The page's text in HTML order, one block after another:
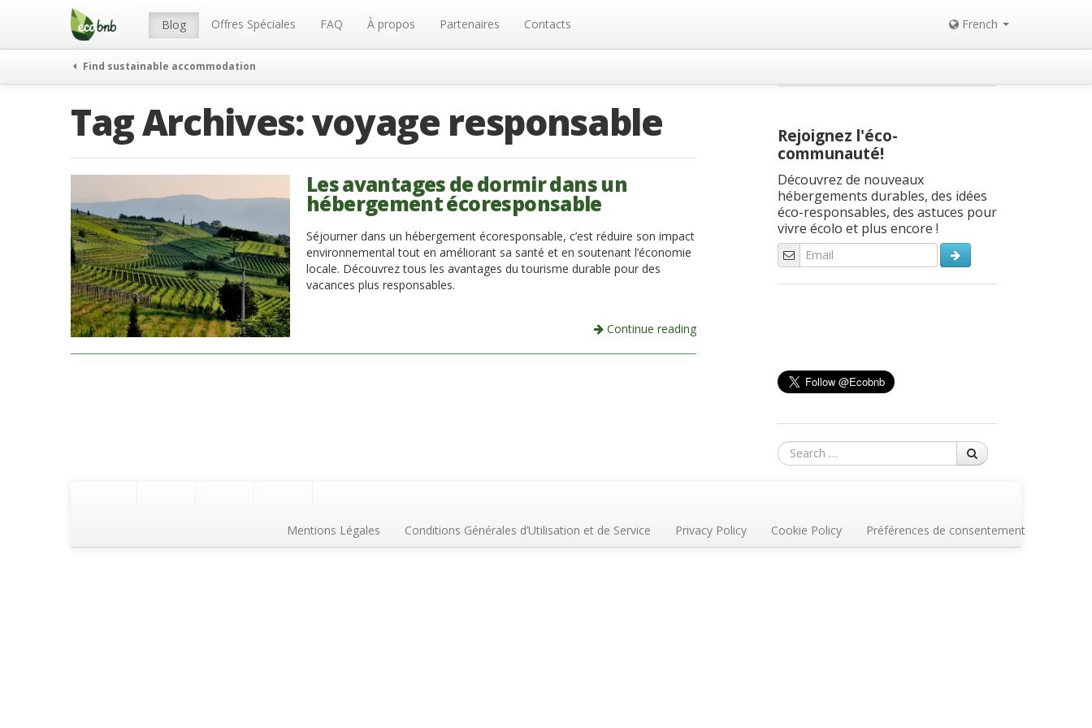
Menu Blog Offres Spéciales FAQ À propos Partenaires Contacts French
Find sustainable accommodation
Tag Archives:voyage responsable
Les avantages de dormir dans un
hébergement écoresponsable
Séjourner dans un hébergement écoresponsable, c’est réduire son impact
environnemental tout en améliorant sa santé et en soutenant l’économie
locale. Découvrez tous les avantages du tourisme durable pour des
vacances plus responsables.
Continue reading
Rejoignez l'éco-
communauté!
Découvrez de nouveaux
hébergements durables, des idées
éco-responsables, des astuces pour
vivre écolo et plus encore !
Search
Mentions Légales Conditions Générales d’Utilisation et de Service Privacy Policy Cookie Policy Préférences de consentement